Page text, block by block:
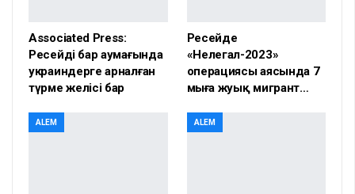
Associated Press:
Ресейдің бар аумағында
украиндерге арналған
түрме желісі бар
Ресейде
«Нелегал-2023»
операциясы аясында 7
мыңға жуық мигрант…
ALEM ALEM